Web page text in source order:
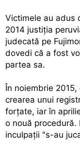
Victimele au adus
2014 justiţia
judecată pe
dovedi că a fost
partea sa.
În noiembrie
crearea unui
forţate, iar în
o nouă procedură.
inculpaţii "s-au